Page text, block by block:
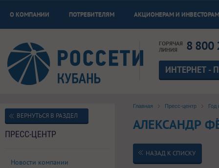
О КОМПАНИИ ПОТРЕБИТЕЛЯМ АКЦИОНЕРАМ И ИНВЕСТОРАМ
ГОРЯЧАЯ
ЛИНИЯ
8 800
ИНТЕРНЕТ -
Главная Пресс-центр Год
АЛЕКСАНДР
НАЗАД К СПИСКУ
ВЕРНУТЬСЯ В РАЗДЕЛ
ПРЕСС-ЦЕНТР
Новости компании